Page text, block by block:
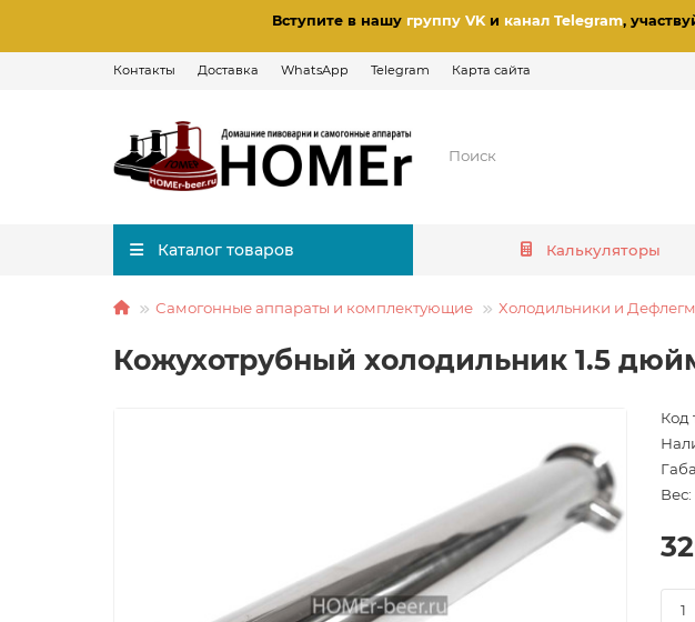
Вступите в нашу группу VKи канал Telegram,
Контакты Доставка WhatsApp Telegram Карта сайта
Каталог товаров Калькуляторы
Самогонные аппараты и комплектующие Холодильники и
Кожухотрубный холодильник 1.5
Код
Вес: